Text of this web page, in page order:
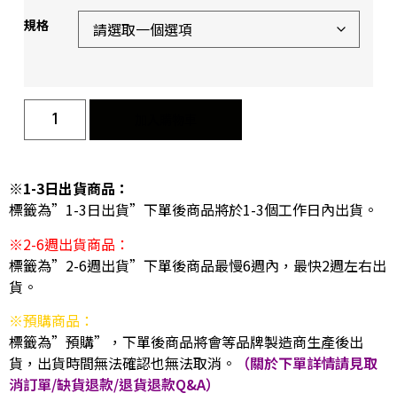
規格
※1-3日出貨商品：
標籤為”1-3日出貨”下單後商品將於1-3個工作日內出貨。
※2-6週出貨商品：
標籤為”2-6週出貨”下單後商品最慢6週內，最快2週左右出
貨。
※預購商品：
標籤為”預購”，下單後商品將會等品牌製造商生產後出
貨，出貨時間無法確認也無法取消。
（關於下單詳情請見取
消訂單/缺貨退款/退貨退款Q&A）